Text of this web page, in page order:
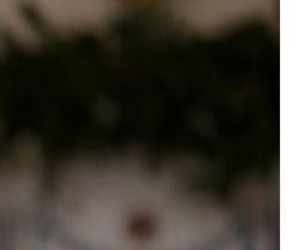
UCD Turkish Society
Faaliyetlerine Başlıyor